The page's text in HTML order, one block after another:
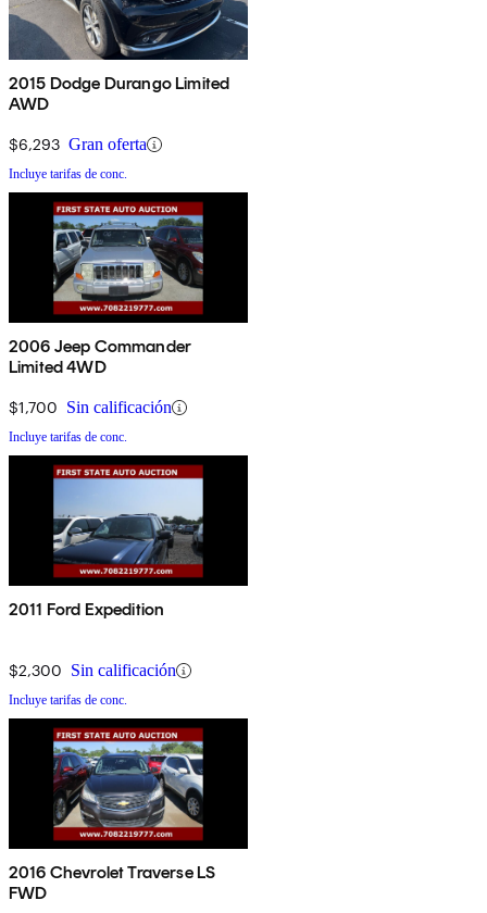
2015 Dodge Durango Limited
AWD
$6,293 Gran oferta
Incluye tarifas de conc.
2006 Jeep Commander
Limited 4WD
$1,700 Sin calificación
Incluye tarifas de conc.
2011 Ford Expedition
$2,300 Sin calificación
Incluye tarifas de conc.
2016 Chevrolet Traverse LS
FWD